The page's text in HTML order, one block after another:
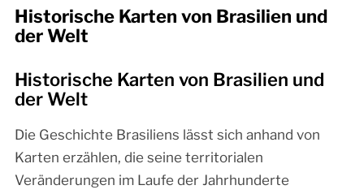
Historische Karten von Brasilien und
der Welt
Historische Karten von Brasilien und
der Welt
Die Geschichte Brasiliens lässt sich anhand von
Karten erzählen, die seine territorialen
Veränderungen im Laufe der Jahrhunderte